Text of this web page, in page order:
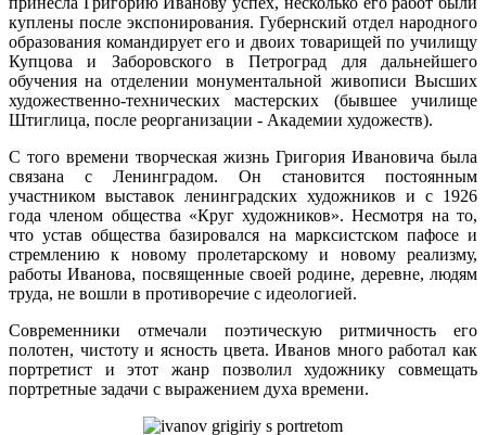
куплены после экспонирования. Губернский отдел народного
образования командирует его и двоих товарищей по училищу
Купцова и Заборовского в Петроград для дальнейшего
обучения на отделении монументальной живописи Высших
художественно-технических мастерских (бывшее училище
Штиглица, после реорганизации - Академии художеств).
С того времени творческая жизнь Григория Ивановича была
связана с Ленинградом. Он становится постоянным
участником выставок ленинградских художников и с 1926
года членом общества «Круг художников». Несмотря на то,
что устав общества базировался на марксистском пафосе и
стремлению к новому пролетарскому и новому реализму,
работы Иванова, посвященные своей родине, деревне, людям
труда, не вошли в противоречие с идеологией.
Современники отмечали поэтическую ритмичность его
полотен, чистоту и ясность цвета. Иванов много работал как
портретист и этот жанр позволил художнику совмещать
портретные задачи с выражением духа времени.